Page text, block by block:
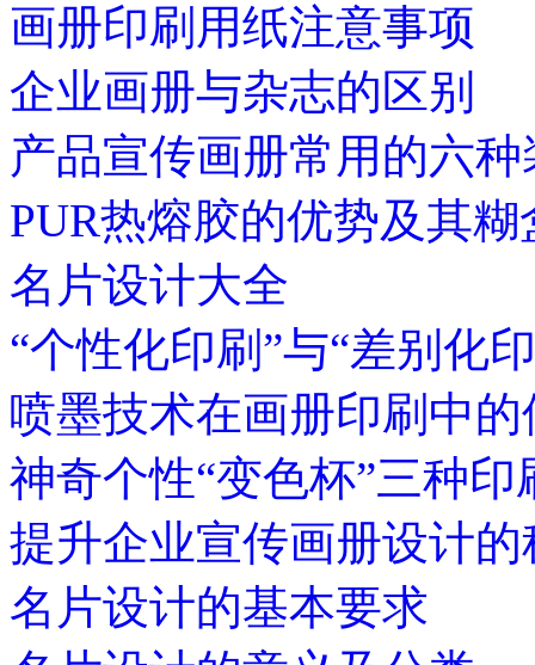
画册印刷用纸注意事项
企业画册与杂志的区别
产品宣传画册常用的六
PUR热熔胶的优势及其
名片设计大全
“个性化印刷”与“差别化
喷墨技术在画册印刷中
神奇个性“变色杯”三种印
提升企业宣传画册设计的
名片设计的基本要求